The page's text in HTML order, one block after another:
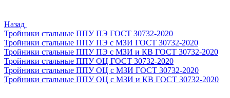
Назад
Тройники стальные ППУ ПЭ ГОСТ 30732-2020
Тройники стальные ППУ ПЭ с МЗИ ГОСТ 30732-2020
Тройники стальные ППУ ПЭ с МЗИ и КВ ГОСТ 30732-2020
Тройники стальные ППУ ОЦ ГОСТ 30732-2020
Тройники стальные ППУ ОЦ с МЗИ ГОСТ 30732-2020
Тройники стальные ППУ ОЦ с МЗИ и КВ ГОСТ 30732-2020